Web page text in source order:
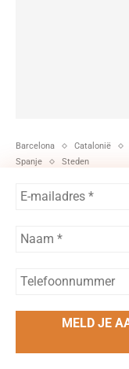
Barcelona Catalonië
Spanje
Steden
Graffiti protest
vertegenwoordigt